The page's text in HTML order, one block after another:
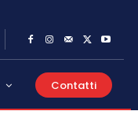
Contatti